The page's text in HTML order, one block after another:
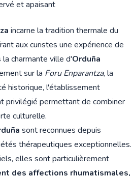
et apaisant
incarne la tradition thermale du
aux curistes une expérience de
charmante ville d'Orduña
sur la Foru Enparantza, la
historique, l'établissement
privilégié permettant de combiner
culturelle.
sont reconnues depuis
thérapeutiques exceptionnelles.
elles sont particulièrement
des affections rhumatismales,